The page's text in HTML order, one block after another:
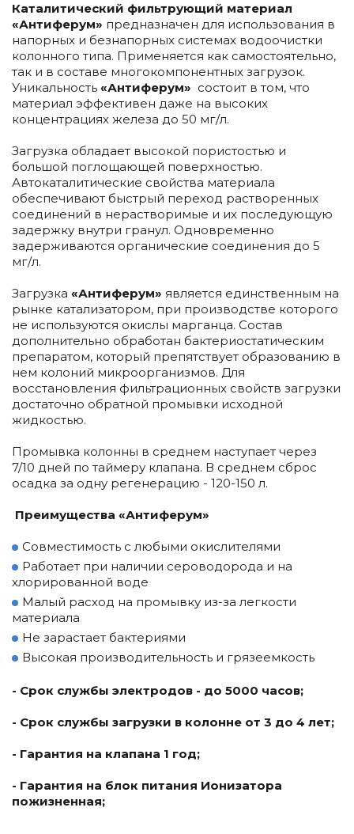
Каталитический фильтрующий материал
«Антиферум» предназначен для использования в
напорных и безнапорных системах водоочистки
колонного типа. Применяется как самостоятельно,
так и в составе многокомпонентных загрузок.
Уникальность «Антиферум» состоит в том, что
материал эффективен даже на высоких
концентрациях железа до 50 мг/л.
Загрузка обладает высокой пористостью и
большой поглощающей поверхностью.
Автокаталитические свойства материала
обеспечивают быстрый переход растворенных
соединений в нерастворимые и их последующую
задержку внутри гранул. Одновременно
задерживаются органические соединения до 5
мг/л.
Загрузка «Антиферум» является единственным на
рынке катализатором, при производстве которого
не используются окислы марганца. Состав
дополнительно обработан бактериостатическим
препаратом, который препятствует образованию в
нем колоний микроорганизмов. Для
восстановления фильтрационных свойств загрузки
достаточно обратной промывки исходной
жидкостью.
Промывка колонны в среднем наступает через
7/10 дней по таймеру клапана. В среднем сброс
осадка за одну регенерацию - 120-150 л.
Преимущества «Антиферум»
Совместимость с любыми окислителями
Работает при наличии сероводорода и на
хлорированной воде
Малый расход на промывку из-за легкости
материала
Не зарастает бактериями
Высокая производительность и грязеемкость
- Срок службы электродов - до 5000 часов;
- Срок службы загрузки в колонне от 3 до 4 лет;
- Гарантия на клапана 1 год;
- Гарантия на блок питания Ионизатора
пожизненная;